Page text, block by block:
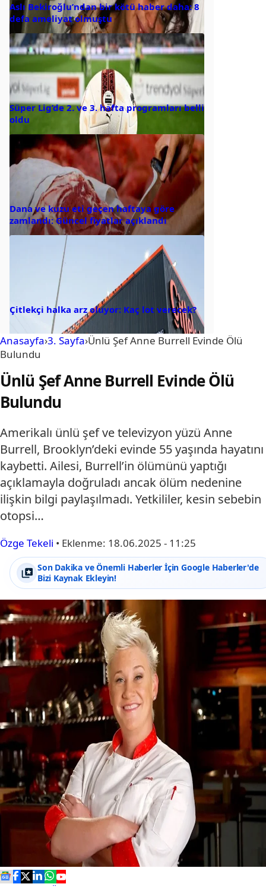
Aslı Bekiroğlu’ndan bir kötü haber daha: 8
defa ameliyat olmuştu
Süper Lig’de 2. ve 3. hafta programları belli
oldu
Dana ve kuzu eti geçen haftaya göre
zamlandı: Güncel fiyatlar açıklandı
Çitlekçi halka arz oluyor: Kaç lot verecek?
Anasayfa›3. Sayfa›Ünlü Şef Anne Burrell Evinde Ölü
Bulundu
Ünlü Şef Anne Burrell Evinde Ölü
Bulundu
Amerikalı ünlü şef ve televizyon yüzü Anne
Burrell, Brooklyn’deki evinde 55 yaşında hayatını
kaybetti. Ailesi, Burrell’in ölümünü yaptığı
açıklamayla doğruladı ancak ölüm nedenine
ilişkin bilgi paylaşılmadı. Yetkililer, kesin sebebin
otopsi…
Özge Tekeli • Eklenme: 18.06.2025 - 11:25
Son Dakika ve Önemli Haberler İçin Google Haberler'de
Bizi Kaynak Ekleyin!